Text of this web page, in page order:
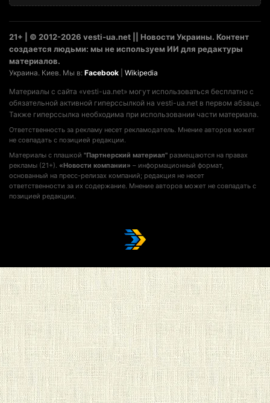
21+ | © 2012-2026 vesti-ua.net || Новости Украины. Контент
создается людьми: мы не используем ИИ для редактуры
материалов.
Украина. Киев. Мы в: Facebook Wikipedia
Материалы с сайта «vesti-ua.net» могут использоваться бесплатно с
обязательной активной гиперссылкой на vesti-ua.net в первом абзаце.
Также гиперссылка необходима при использовании части материала.
Ответственность за рекламу несет рекламодатель. Мнение авторов может
не совпадать с позицией редакции.
Материалы с плашкой "Партнерский материал" размещаются на правах
рекламы (21+). «Новости компании» – информационный формат,
основанный на пресс-релизах компаний; редакция не несет
ответственности за их содержание. Мнение авторов может не совпадать с
позицией редакции.